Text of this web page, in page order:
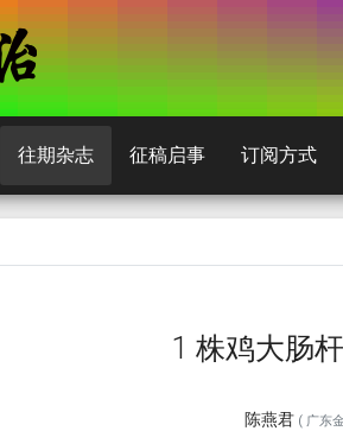
往期杂志 征稿启事 订阅方式
1 株鸡大肠
陈燕君 ( 广东